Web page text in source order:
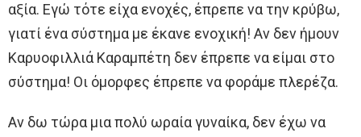
αξία. Εγώ τότε είχα ενοχές, έπρεπε να την κρύβω,
γιατί ένα σύστημα με έκανε ενοχική! Αν δεν ήμουν
Καρυοφιλλιά Καραμπέτη δεν έπρεπε να είμαι στο
σύστημα! Οι όμορφες έπρεπε να φοράμε πλερέζα.
Αν δω τώρα μια πολύ ωραία γυναίκα, δεν έχω να